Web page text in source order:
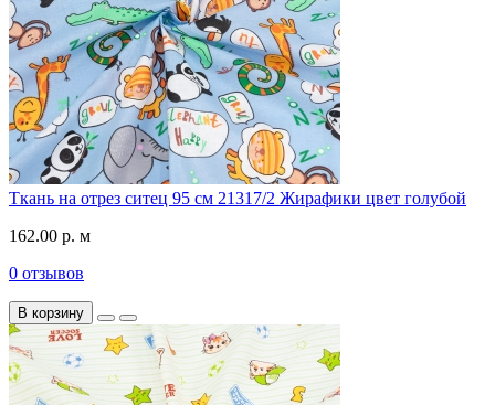
Ткань на отрез ситец 95 см 21317/2 Жирафики цвет голубой
162.00 р. м
0 отзывов
В корзину